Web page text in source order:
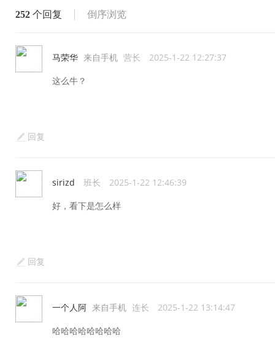
252 个回复 倒序浏览
马荣华 来自手机 营长 2025-1-22 12:27:37
这么牛？
回复
sirizd 班长 2025-1-22 12:46:39
好，看下是怎么样
回复
一个人阿 来自手机 连长 2025-1-22 13:14:47
哈哈哈哈哈哈哈哈